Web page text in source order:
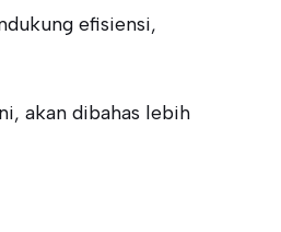
efisiensi,
akan dibahas lebih